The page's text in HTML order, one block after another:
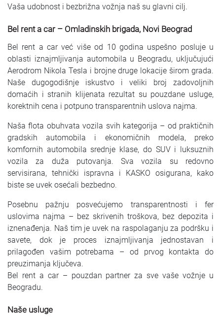
Vaša udobnost i bezbrižna vožnja naš su glavni cilj.
Bel rent a car – Omladinskih brigada, Novi Beograd
Bel rent a car već više od 10 godina uspešno posluje u
oblasti iznajmljivanja automobila u Beogradu, uključujući
Aerodrom Nikola Tesla i brojne druge lokacije širom grada.
Naše dugogodišnje iskustvo i veliki broj zadovoljnih
domaćih i stranih klijenata rezultat su pouzdane usluge,
korektnih cena i potpuno transparentnih uslova najma.
Naša flota obuhvata vozila svih kategorija – od praktičnih
gradskih automobila i ekonomičnih modela, preko
komfornih automobila srednje klase, do SUV i luksuznih
vozila za duža putovanja. Sva vozila su redovno
servisirana, tehnički ispravna i KASKO osigurana, kako
biste se uvek osećali bezbedno.
Posebnu pažnju posvećujemo transparentnosti i fer
uslovima najma – bez skrivenih troškova, bez depozita i
iznenađenja. Naš tim je uvek na raspolaganju za podršku i
savete, dok je proces iznajmljivanja jednostavan i
prilagođen vašim potrebama – od prvog kontakta do
preuzimanja ključeva.
Bel rent a car – pouzdan partner za sve vaše vožnje u
Beogradu.
Naše usluge